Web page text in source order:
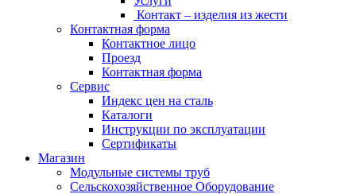
Контакт – изделия из жести
Контактная форма
Контактное лицо
Проезд
Контактная форма
Сервис
Индекс цен на сталь
Каталоги
Инструкции по эксплуатации
Сертификаты
Магазин
Модульные системы труб
Сельскохозяйственное Оборудование